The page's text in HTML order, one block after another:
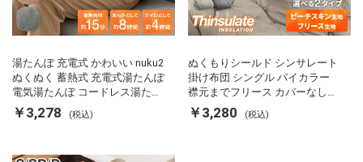
湯たんぽ 充電式 かわいい nuku2
ぬくぬく 蓄熱式 充電式湯たんぽ
電気湯たんぽ コードレス湯たん
ぽ エコ 節電 節約 省エネ 充電式
エコ電気あんか EWT-2143 スリ
￥3,278 (税込)
ぬくもりシールド シンサレート
掛け布団 シングル バイカラー
襟元までフリース カバーなしで
使える 軽い 丸洗い 断熱 保温 抗
菌防臭 洗える 防ダニ 軽量 ホコ
￥3,280 (税込)